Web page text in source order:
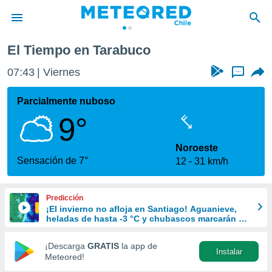
de
por
se
calidad.
a este
las
y
forma
digital
basada
El Tiempo en Tarabuco
07:43 Viernes ...
Parcialmente nuboso
9°
Sensación de 7°
Noroeste
12
31 km/h
Predicción
¡El invierno no afloja en Santiago! Aguanieve,
heladas de hasta -3 °C y chubascos marcarán el
¡Descarga GRATIS la app de
Meteored!
Instalar